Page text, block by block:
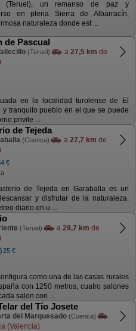
(Teruel), un remanso de paz y
en plena Sierra de Albarracín,
naturaleza donde est ...
de Pascual
(Teruel) a 27,5 km de
en la localidad turolense de El
y tranquilo pueblo en el que se puede
privile ...
de Tejeda
(Cuenca) a 27,7 km de
€
de Tejeda en Garaballa es un
y disfrutar de la naturaleza.
diario en u ...
(Teruel) a 29,7 km de
25 €
como una de las casas rurales
con 1250 metros, cuatro salones
salon con ...
del Tío Josete
del Marquesado (Cuenca)
(Valencia)